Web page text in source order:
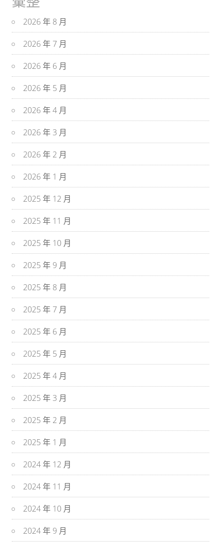
2026 年 8 月
2026 年 7 月
2026 年 6 月
2026 年 5 月
2026 年 4 月
2026 年 3 月
2026 年 2 月
2026 年 1 月
2025 年 12 月
2025 年 11 月
2025 年 10 月
2025 年 9 月
2025 年 8 月
2025 年 7 月
2025 年 6 月
2025 年 5 月
2025 年 4 月
2025 年 3 月
2025 年 2 月
2025 年 1 月
2024 年 12 月
2024 年 11 月
2024 年 10 月
2024 年 9 月